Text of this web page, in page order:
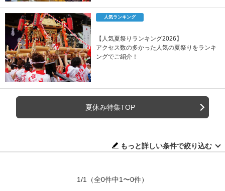
人気ランキング
【人気夏祭りランキング2026】
アクセス数の多かった人気の夏祭りをランキ
ングでご紹介！
夏休み特集TOP
もっと詳しい条件で絞り込む
1/1 （全0件中1〜0件）